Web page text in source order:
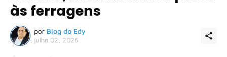
às ferragens
por Blog do Edy
julho 02, 2026